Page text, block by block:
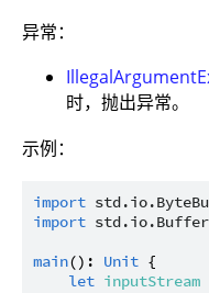
异常：
时，抛出异常。
示例：
import
import
main(): Unit {
let inputStream